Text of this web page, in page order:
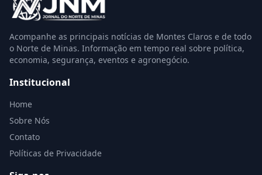
Acompanhe as principais notícias de Montes Claros e de todo
o Norte de Minas. Informação em tempo real sobre política,
economia, segurança, eventos e agronegócio.
Institucional
Home
Sobre Nós
Contato
Políticas de Privacidade